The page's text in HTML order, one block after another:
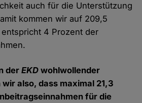
auch für die Unterstützung
kommen wir auf 209,5
4 Prozent der
derEKD wohlwollender
also, dass maximal 21,3
für die